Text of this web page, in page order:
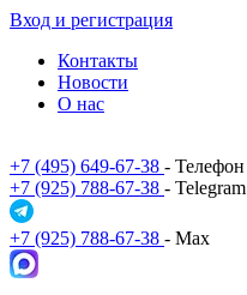
Вход и регистрация
Контакты
Новости
О нас
+7 (495) 649-67-38 - Телефон
+7 (925) 788-67-38 - Telegram
+7 (925) 788-67-38 - Max